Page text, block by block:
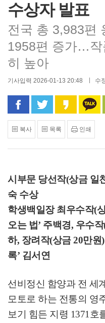
수상자 발표
전국 총 3,983편
1958편 증가…작
히 높아
기사입력 2026-01-13 20:48 수
페이스북으로 공유
트위터로 공유
카카오
복사 목록 인쇄
시부문 당선작(상금 일
숙 수상
학생백일장 최우수작(
오는 법’ 주백경, 우수작
하, 장려작(상금20만원
록’ 김서연
선비정신 함양과 전 세
모토로 하는 전통의 영
보기 힘든 지령 1371 호